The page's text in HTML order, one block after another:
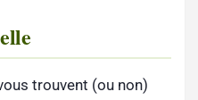
trouvent (ou non)